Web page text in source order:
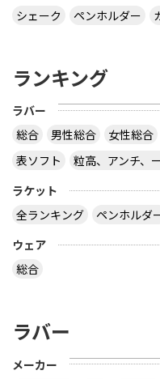
シェーク
ペンホルダー
ランキング
ラバー
総合
男性総合 女性総合
表ソフト
粒高、アンチ、
ラケット
全ランキング
ペンホルダ
ウェア
総合
ラバー
メーカー